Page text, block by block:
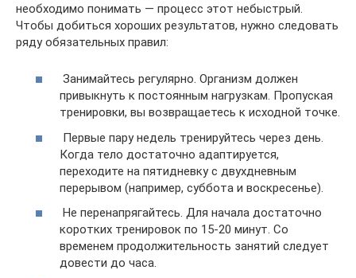
необходимо понимать — процесс этот небыстрый.
Чтобы добиться хороших результатов, нужно следовать
ряду обязательных правил:
Занимайтесь регулярно. Организм должен
привыкнуть к постоянным нагрузкам. Пропуская
тренировки, вы возвращаетесь к исходной точке.
Первые пару недель тренируйтесь через день.
Когда тело достаточно адаптируется,
переходите на пятидневку с двухдневным
перерывом (например, суббота и воскресенье).
Не перенапрягайтесь. Для начала достаточно
коротких тренировок по 15-20 минут. Со
временем продолжительность занятий следует
довести до часа.